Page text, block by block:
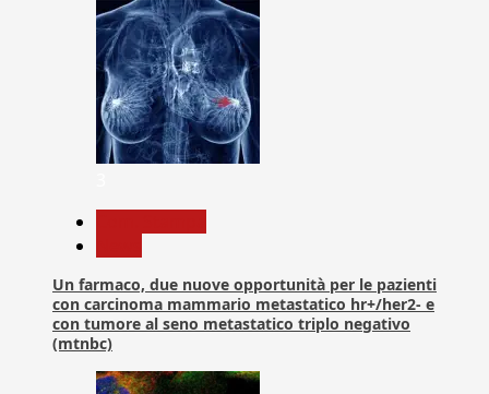
Un farmaco, due nuove opportunità per le pazienti
con carcinoma mammario metastatico hr+/her2- e
con tumore al seno metastatico triplo negativo
(mtnbc)